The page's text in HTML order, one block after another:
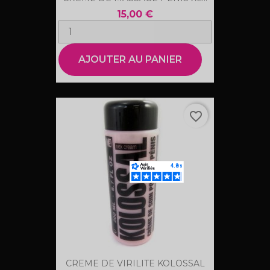
15,00 €
AJOUTER AU PANIER
CREME DE VIRILITE KOLOSSAL
favorite_border